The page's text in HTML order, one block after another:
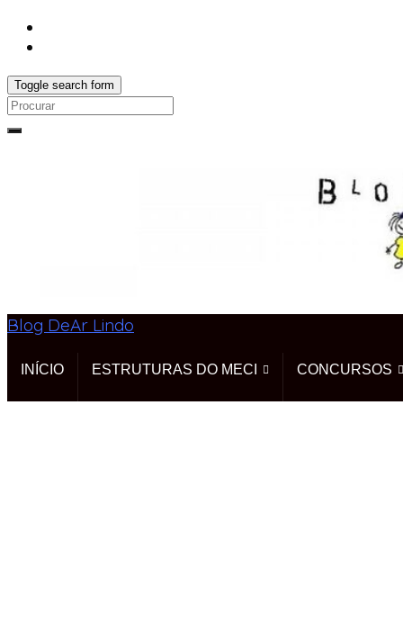
Toggle search form
Search
Blog DeAr Lindo
INÍCIO ESTRUTURAS DO MECI CONCURSOS